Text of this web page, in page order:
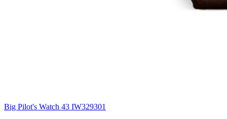
Big Pilot's Watch 43 IW329301